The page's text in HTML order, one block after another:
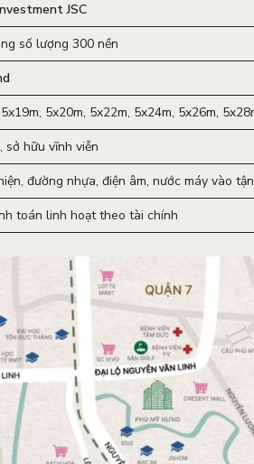
JSC
số lượng 300 nền
5x20m, 5x22m, 5x24m, 5x26m,
sở hữu vĩnh viễn
đường nhựa, điện âm, nước máy vào
toán linh hoạt theo tài chính